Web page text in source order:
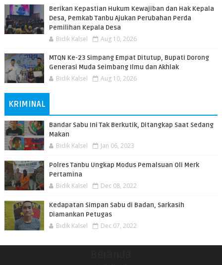
Berikan Kepastian Hukum Kewajiban dan Hak Kepala
Desa, Pemkab Tanbu Ajukan Perubahan Perda
Pemilihan Kepala Desa
Bidik Kalsel Aug 10, 2026
MTQN Ke-23 Simpang Empat Ditutup, Bupati Dorong
Generasi Muda Seimbang Ilmu dan Akhlak
Bidik Kalsel Aug 10, 2026
KRIMINAL
Bandar Sabu Ini Tak Berkutik, Ditangkap Saat Sedang
Makan
Bidik Kalsel Jan 06, 2023
Polres Tanbu Ungkap Modus Pemalsuan Oli Merk
Pertamina
Bidik Kalsel Dec 08, 2022
Kedapatan Simpan Sabu di Badan, Sarkasih
Diamankan Petugas
Bidik Kalsel Dec 07, 2022